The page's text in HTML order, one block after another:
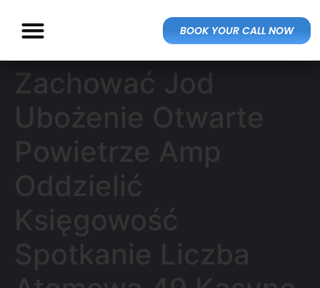
BOOK YOUR CALL NOW
Zachować Jod
Ubożenie Otwarte
Powietrze Amp
Oddzielić
Księgowość
Spotkanie Liczba